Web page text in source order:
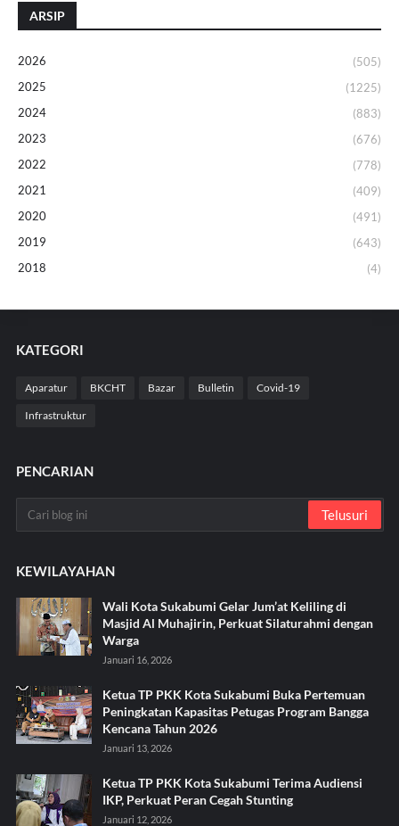
ARSIP
2026
(505)
2025
(1225)
2024
(883)
2023
(676)
2022
(778)
2021
(409)
2020
(491)
2019
(643)
2018
(4)
KATEGORI
Aparatur BKCHT Bazar Bulletin Covid-19
Infrastruktur
PENCARIAN
KEWILAYAHAN
Wali Kota Sukabumi Gelar Jum’at Keliling di
Masjid Al Muhajirin, Perkuat Silaturahmi dengan
Warga
Januari 16, 2026
Ketua TP PKK Kota Sukabumi Buka Pertemuan
Peningkatan Kapasitas Petugas Program Bangga
Kencana Tahun 2026
Januari 13, 2026
Ketua TP PKK Kota Sukabumi Terima Audiensi
IKP, Perkuat Peran Cegah Stunting
Januari 12, 2026